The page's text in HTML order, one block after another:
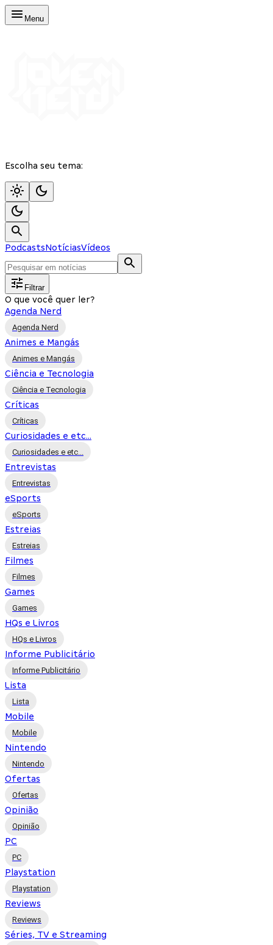
Menu
Escolha seu tema:
PodcastsNotíciasVídeos
Filtrar
O que você quer ler?
Agenda Nerd
Agenda Nerd
Animes e Mangás
Animes e Mangás
Ciência e Tecnologia
Ciência e Tecnologia
Críticas
Críticas
Curiosidades e etc...
Curiosidades e etc...
Entrevistas
Entrevistas
eSports
eSports
Estreias
Estreias
Filmes
Filmes
Games
Games
HQs e Livros
HQs e Livros
Informe Publicitário
Informe Publicitário
Lista
Lista
Mobile
Mobile
Nintendo
Nintendo
Ofertas
Ofertas
Opinião
Opinião
PC
PC
Playstation
Playstation
Reviews
Reviews
Séries, TV e Streaming